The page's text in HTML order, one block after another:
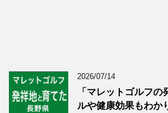
2026/07/14
「マレットゴルフ
ルや健康効果もわか